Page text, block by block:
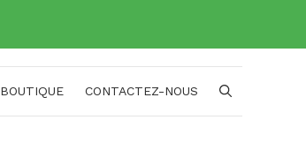
BOUTIQUE CONTACTEZ-NOUS